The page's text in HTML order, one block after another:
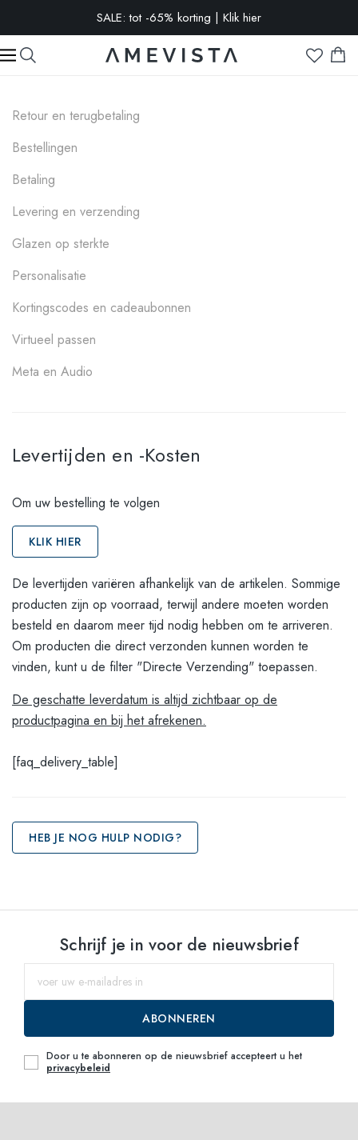
SALE: tot -65% korting | Klik hier
-10% extra op alle brillen met glazen op sterkte | Code:
VISION10
Retour en terugbetaling
Bestellingen
Betaling
Levering en verzending
Glazen op sterkte
Personalisatie
Kortingscodes en cadeaubonnen
Virtueel passen
Meta en Audio
Levertijden en -Kosten
Om uw bestelling te volgen
KLIK HIER
De levertijden variëren afhankelijk van de artikelen. Sommige
producten zijn op voorraad, terwijl andere moeten worden
besteld en daarom meer tijd nodig hebben om te arriveren.
Om producten die direct verzonden kunnen worden te
vinden, kunt u de filter "Directe Verzending" toepassen.
De geschatte leverdatum is altijd zichtbaar op de
productpagina en bij het afrekenen.
[faq_delivery_table]
HEB JE NOG HULP NODIG?
Schrijf je in voor de nieuwsbrief
ABONNEREN
Door u te abonneren op de nieuwsbrief accepteert u het
privacybeleid